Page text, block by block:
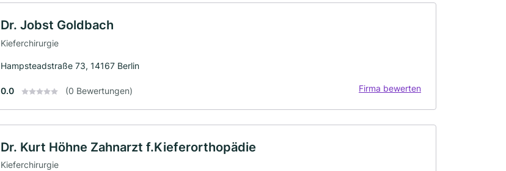
Dr. Jobst Goldbach
Kieferchirurgie
Hampsteadstraße 73, 14167 Berlin
0.0 (0 Bewertungen) Firma bewerten
Dr. Kurt Höhne Zahnarzt f.Kieferorthopädie
Kieferchirurgie